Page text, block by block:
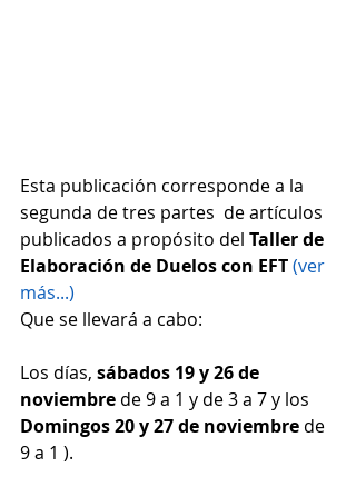
Esta publicación corresponde a la
segunda de tres partes  de artículos
publicados a propósito del Taller de
Elaboración de Duelos con EFT (ver
más...)
Que se llevará a cabo:
Los días, sábados 19 y 26 de
noviembre de 9 a 1 y de 3 a 7 y los
Domingos 20 y 27 de noviembre de
9 a 1 ).